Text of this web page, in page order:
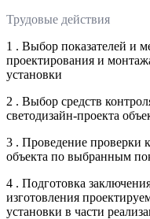
Трудовые действия
1 . Выбор показателей и
проектирования и
установки
2 . Выбор средств
светодизайн-проекта
3 . Проведение проверки
объекта по выбранным
4 . Подготовка
изготовления
установки в части